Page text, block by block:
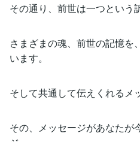
その通り、前世は一つという
さまざまの魂、前世の記憶を
います。
そして共通して伝えくれるメ
その、メッセージがあなたが